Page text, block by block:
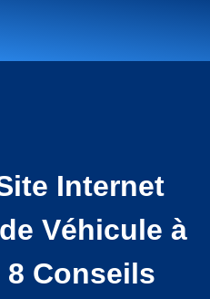
Internet
Véhicule à
8 Conseils